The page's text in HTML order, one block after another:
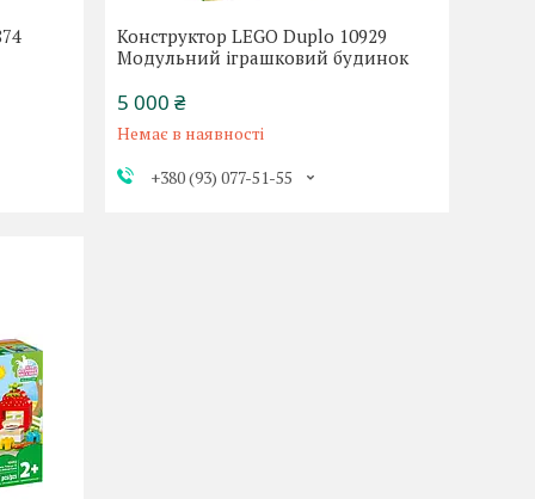
Конструктор LEGO Duplo 10929
Модульний іграшковий будинок
5 000 ₴
Немає в наявності
+380 (93) 077-51-55